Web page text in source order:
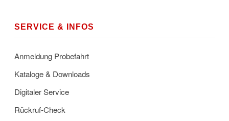
SERVICE & INFOS
Anmeldung Probefahrt
Kataloge & Downloads
Digitaler Service
Rückruf-Check